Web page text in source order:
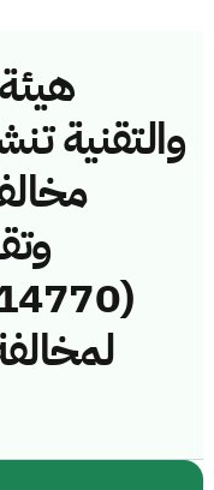
والتقنية